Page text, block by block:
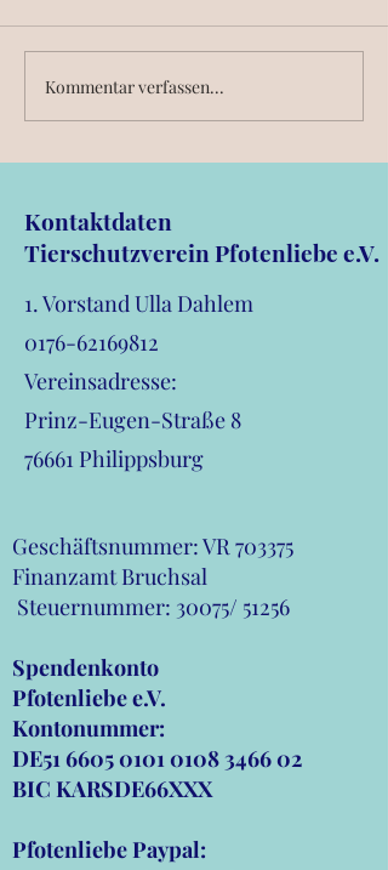
Pfotenliebe e.V.
Kommentar verfassen...
Kontaktdaten
Tierschutzverein Pfotenliebe e.V.
1. Vorstand Ulla Dahlem
0176-62169812
Vereinsadresse:
Prinz-Eugen-Straße 8
76661 Philippsburg
Geschäftsnummer: VR 703375
Finanzamt Bruchsal
Steuernummer: 30075/ 51256
Spendenkonto
Pfotenliebe e.V.
Kontonummer:
DE516605 0101 0108 346602
BIC KARSDE66XXX
Pfotenliebe Paypal: